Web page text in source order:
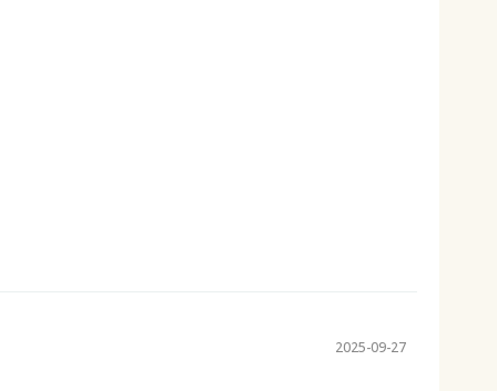
2025-09-27